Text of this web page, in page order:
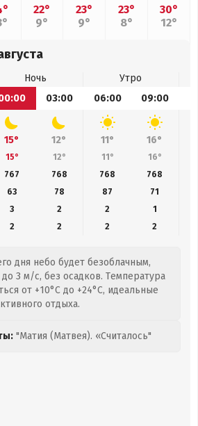
22°
9°
23°
9°
23°
8°
30°
12°
Ночь
Утро
03:00 06:00 09:00
15° 12° 11° 16°
15° 12° 11° 16°
767
768 768 768
63
78 87 71
3
2 2
1
2
2 2 2
дня небо будет безоблачным,
3 м/с, без осадков. Температура
от +10°C до +24°C, идеальные
отдыха.
"Матия (Матвея). «Считалось"